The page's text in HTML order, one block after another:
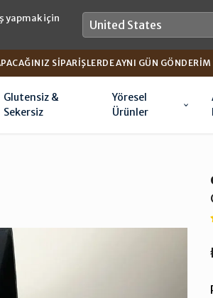
yapmak için
SIPARIŞLERDE AYNI GÜN GÖNDERIM
Glutensiz &
Sekersiz
Yöresel
Ürünler